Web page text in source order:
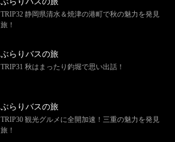
TRIP32 静岡県清水＆焼津の港町で秋の魅力を発見
旅！
ぶらりバスの旅
TRIP31 秋はまったり釣堀で思い出話！
ぶらりバスの旅
TRIP30 観光グルメに全開加速！三重の魅力を発見
旅！